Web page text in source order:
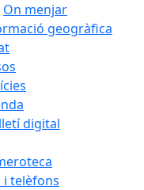
On menjar
geogràfica
digital
i telèfons